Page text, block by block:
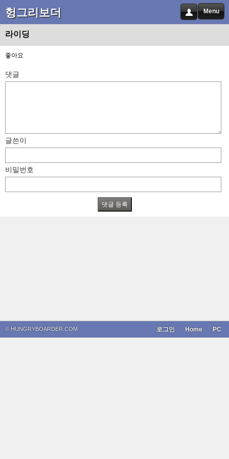
헝그리보더 Menu
라이딩
좋아요
댓글
글쓴이
비밀번호
© HUNGRYBOARDER.COM PC
Home
로그인